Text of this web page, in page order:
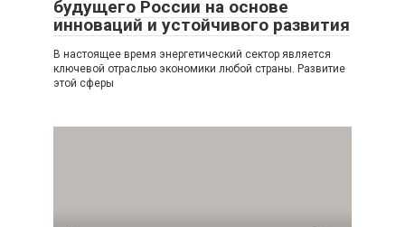
будущего России на основе
инноваций и устойчивого развития
В настоящее время энергетический сектор является
ключевой отраслью экономики любой страны. Развитие
этой сферы